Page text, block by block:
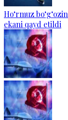
Ho‘rmuz
ekani qayd etildi